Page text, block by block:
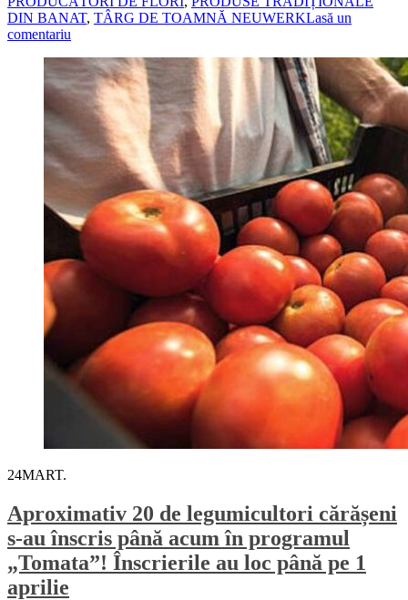
DIN BANAT, TÂRG DE TOAMNĂ NEUWERKLasă un
comentariu
24MART.
Aproximativ 20 de legumicultori cărășeni
s-au înscris până acum în programul
„Tomata”! Înscrierile au loc până pe 1
aprilie